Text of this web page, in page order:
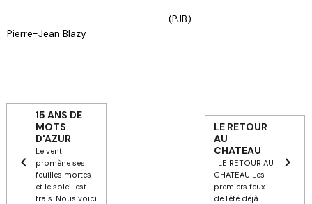
(PJB)
Pierre-Jean Blazy
15 ANS DE
MOTS
D'AZUR
Le vent
promène ses
feuilles mortes
et le soleil est
frais. Nous voici
LE RETOUR
AU
CHATEAU
LE RETOUR AU
CHATEAU Les
premiers feux
de l'été déjà...